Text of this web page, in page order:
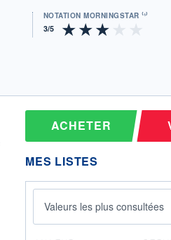
NOTATION MORNINGSTAR ⁽¹⁾
ACHETER
MES LISTES
Valeurs les plus consultées